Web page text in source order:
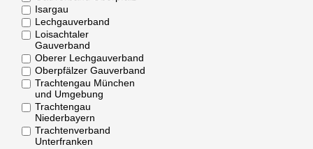
Isargau
Lechgauverband
Loisachtaler
Gauverband
Oberer Lechgauverband
Oberpfälzer Gauverband
Trachtengau München
und Umgebung
Trachtengau
Niederbayern
Trachtenverband
Unterfranken